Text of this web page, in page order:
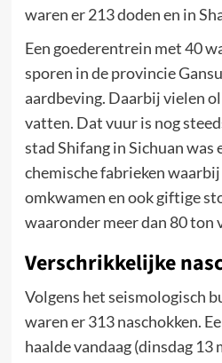
waren er 213 doden en in
Een goederentrein met 40
sporen in de provincie
aardbeving. Daarbij vielen
vatten. Dat vuur is nog
stad Shifang in Sichuan was
chemische fabrieken
omkwamen en ook giftige
waaronder meer dan 80 ton
Verschrikkelijke
Volgens het seismologisch
waren er 313 naschokken.
haalde vandaag (dinsdag 13